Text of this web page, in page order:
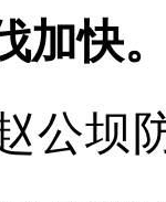
加快
公坝